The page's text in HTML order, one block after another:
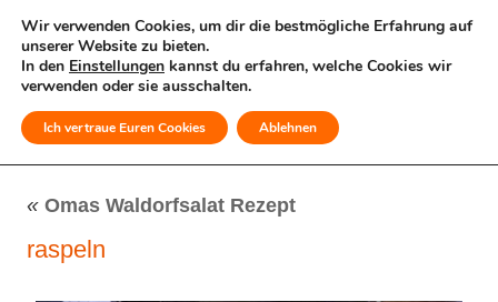
MENÜ
« Omas Waldorfsalat Rezept
raspeln
Wir verwenden Cookies, um dir die bestmögliche Erfahrung auf
unserer Website zu bieten.
In den Einstellungen kannst du erfahren, welche Cookies wir
verwenden oder sie ausschalten.
Ich vertraue Euren Cookies Ablehnen